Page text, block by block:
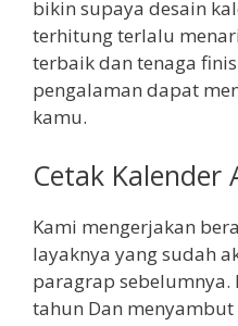
bikin supaya desain
terhitung terlalu
terbaik dan tenaga
pengalaman dapat
kamu.
Cetak Kalender
Kami mengerjakan
layaknya yang sudah
paragrap
tahun Dan